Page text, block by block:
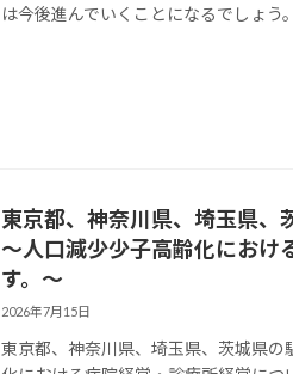
は今後進んでいくことになるでしょう
東京都、神奈川県、埼玉県、
～人口減少少子高齢化におけ
す。～
2026年7月15日
東京都、神奈川県、埼玉県、茨城県